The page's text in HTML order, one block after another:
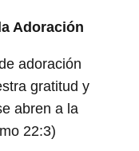
Adoración
adoración
gratitud y
abren a la
22:3)